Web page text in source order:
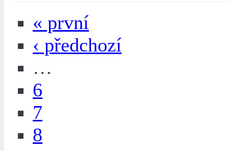
« první
‹ předchozí
…
6
7
8